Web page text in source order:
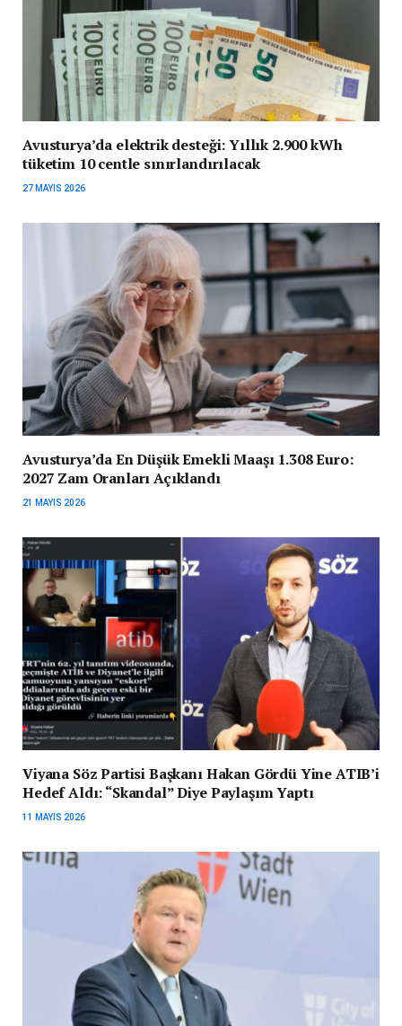
Avusturya’da elektrik desteği: Yıllık 2.900 kWh
tüketim 10 centle sınırlandırılacak
27 MAYIS 2026
Avusturya’da En Düşük Emekli Maaşı 1.308 Euro:
2027 Zam Oranları Açıklandı
21 MAYIS 2026
Viyana Söz Partisi Başkanı Hakan Gördü Yine ATIB’i
Hedef Aldı: “Skandal” Diye Paylaşım Yaptı
11 MAYIS 2026